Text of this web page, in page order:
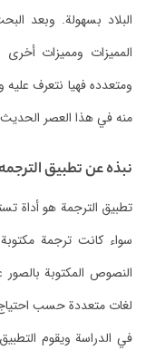
البلاد بسهولة. وبعد
المميزات ومميزات
ومتعدده فهيا نتعرف عليه
منه في هذا العصر الحديث
نبذه عن تطبيق
تطبيق الترجمة هو أداة
سواء كانت ترجمة
النصوص المكتوبة
لغات متعددة حسب
في الدراسة ويقوم